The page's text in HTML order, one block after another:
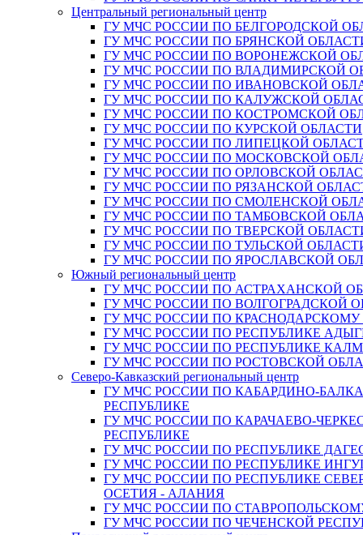
Центральный региональный центр
ГУ МЧС РОССИИ ПО БЕЛГОРОДСКОЙ
ГУ МЧС РОССИИ ПО БРЯНСКОЙ
ГУ МЧС РОССИИ ПО ВОРОНЕЖСКОЙ
ГУ МЧС РОССИИ ПО ВЛАДИМИРСКОЙ
ГУ МЧС РОССИИ ПО ИВАНОВСКОЙ
ГУ МЧС РОССИИ ПО КАЛУЖСКОЙ
ГУ МЧС РОССИИ ПО КОСТРОМСКОЙ
ГУ МЧС РОССИИ ПО КУРСКОЙ ОБЛАСТИ
ГУ МЧС РОССИИ ПО ЛИПЕЦКОЙ
ГУ МЧС РОССИИ ПО МОСКОВСКОЙ
ГУ МЧС РОССИИ ПО ОРЛОВСКОЙ
ГУ МЧС РОССИИ ПО РЯЗАНСКОЙ
ГУ МЧС РОССИИ ПО СМОЛЕНСКОЙ
ГУ МЧС РОССИИ ПО ТАМБОВСКОЙ
ГУ МЧС РОССИИ ПО ТВЕРСКОЙ
ГУ МЧС РОССИИ ПО ТУЛЬСКОЙ
ГУ МЧС РОССИИ ПО ЯРОСЛАВСКОЙ
Южный региональный центр
ГУ МЧС РОССИИ ПО АСТРАХАНСКОЙ
ГУ МЧС РОССИИ ПО ВОЛГОГРАДСКОЙ
ГУ МЧС РОССИИ ПО
ГУ МЧС РОССИИ ПО РЕСПУБЛИКЕ
ГУ МЧС РОССИИ ПО РЕСПУБЛИКЕ
ГУ МЧС РОССИИ ПО РОСТОВСКОЙ
Северо-Кавказский региональный центр
ГУ МЧС РОССИИ ПО КАБАРДИНО-
РЕСПУБЛИКЕ
ГУ МЧС РОССИИ ПО КАРАЧАЕВО-
РЕСПУБЛИКЕ
ГУ МЧС РОССИИ ПО РЕСПУБЛИКЕ
ГУ МЧС РОССИИ ПО РЕСПУБЛИКЕ
ГУ МЧС РОССИИ ПО РЕСПУБЛИКЕ
ОСЕТИЯ - АЛАНИЯ
ГУ МЧС РОССИИ ПО
ГУ МЧС РОССИИ ПО ЧЕЧЕНСКОЙ